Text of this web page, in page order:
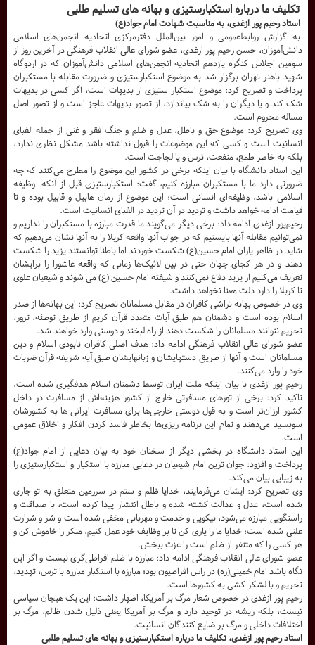
تکلیف ما درباره استکبارستیزی و بهانه های تسلیم طلبی
استاد رحیم پور ازغدی، به مناسبت شهادت امام جواد(ع)
به گزارش روابط‌عمومی و امور بین‌الملل دفترمرکزی اتحادیه انجمن‌های اسلامی
دانش‌آموزان، حسن رحیم پور ازغدی، عضو شورای عالی انقلاب فرهنگی در آخرین روز از
سومین اجلاس کنگره یازدهم اتحادیه انجمن‌های اسلامی دانش‌آموزان که در اردوگاه
شهید باهنر تهران برگزار شد به موضوع استکبارستیزی و ضرورت مقابله با مستکبران
پرداخت و تصریح کرد: موضوع استکبار ستیزی از بدیهات است، اگر کسی در بدیهات
شک کند و یا دیگران را به شک بیاندازد، از تصور بدیهات عاجز است و از تصور اصل
مساله محروم است.
وی تصریح کرد: موضوع حق و باطل، عدل و ظلم و جنگ فقر و غنی از جمله الفبای
انسانیت است و کسی که این موضوعات را قبول نداشته باشد مشکل نظری ندارد،
بلکه به خاطر طمع، منفعت، ترس و یا لجاجت است.
این استاد دانشگاه با بیان اینکه برخی در کشور این موضوع را مطرح می‌کنند که چه
ضرورتی دارد ما با مستکبران مبارزه کنیم، گفت: استکبارستیزی قبل از آنکه وظیفه
اسلامی باشد، وظیفه‌ای انسانی است؛ این موضوع از زمان هابیل و قابیل بوده و تا
قیامت ادامه خواهد داشت و تردید در آن تردید در الفبای انسانیت است.
رحیم‌پور ازغدی ادامه داد: برخی دیگر می‌گویند ما قدرت مبارزه با مستکبران را نداریم و
نمی‌توانیم مقابله آنها بایستیم که در جواب آنها واقعه کربلا را به آنها نشان می‌دهیم که
شاید در ظاهر یاران امام حسین(ع) شکست خوردند اما باطنا توانستند یزید را شکست
دهند و در هر کجای جهان حتی در بین لائیک‌ها زمانی که واقعه عاشورا را برایشان
تعریف می‌کنیم از یزید دفاع نمی‌کنند و شیفته امام حسین (ع) می شوند و شیعیان علوی
تا کربلا را دارد ذلت معنا نخواهد داشت.
وی در خصوص بهانه تراشی کافران در مقابل مسلمانان تصریح کرد: این بهانه‌ها از صدر
اسلام بوده است و دشمنان هم طبق آیات متعدد قرآن کریم از طریق توطئه، ترور،
تحریم نتوانند مسلمانان را شکست دهند از راه لبخند و دوستی وارد خواهند شد.
عضو شورای عالی انقلاب فرهنگی ادامه داد: هدف اصلی کافران نابودی اسلام و دین
مسلمانان است و آنها از طریق دستهایشان و زبانهایشان طبق آیه شریفه قرآن ضربات
خود را وارد می‌کنند.
رحیم پور ازغدی با بیان اینکه ملت ایران توسط دشمنان اسلام هدفگیری شده است،
تاکید کرد: برخی از تورهای مسافرتی خارج از کشور هزینه‌اش از مسافرت در داخل
کشور ارزان‌تر است و به قول دوستی خارجی‌ها برای مسافرت ایرانی ها به کشورشان
سوبسید می‌دهند و تمام این برنامه ریزی‌ها بخاطر فاسد کردن افکار و اخلاق عمومی
است.
این استاد دانشگاه در بخشی دیگر از سخنان خود به بیان دعایی از امام جواد(ع)
پرداخت و افزود: جوان ترین امام شیعیان در دعایی مبارزه با استکبار و استکبارستیزی را
به زیبایی بیان می‌کند.
وی تصریح کرد: ایشان می‌فرمایند، خدایا ظلم و ستم در سرزمین متعلق به تو جاری
شده است، عدل و عدالت کشته شده و باطل انتشار پیدا کرده است، با صداقت و
راستگویی مبارزه می‌شود، نیکویی و خدمت و مهربانی مخفی شده است و شر و شرارت
علنی شده است؛ خدایا ما را یاری کن تا بر وظایف خود عمل کنیم، منکر را خاموش کن و
هر کسی را که متنفر از ظلم است را عزت ببخش.
عضو شورای عالی انقلاب فرهنگی ادامه داد: مبارزه با ظلم افراطی‌گری نیست و اگر این
نگاه باشد امام خمینی(ره) در راس افراطیون بود؛ مبارزه با استکبار مبارزه با ترس، تهدید،
تحریم و با لشکر کشی به کشورها است.
رحیم پور ازغدی در خصوص شعار مرگ بر آمریکا، اظهار داشت: این یک هیجان سیاسی
نیست، بلکه ریشه در توحید دارد و مرگ بر آمریکا یعنی ذلیل شدن ظالم، مرگ بر
اختلافات داخلی و مرگ بر ضایع کنندگان انسانیت.
استاد رحیم پور ازغدی، تکلیف ما درباره استکبارستیزی و بهانه های تسلیم طلبی